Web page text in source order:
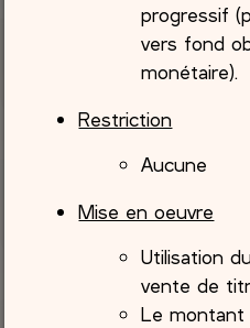
progressif
vers fond
monétaire).
Restriction
Aucune
Mise en oeuvre
Utilisation
vente de
Le montant